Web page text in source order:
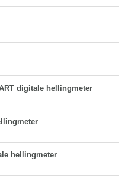
digitale hellingmeter
hellingmeter